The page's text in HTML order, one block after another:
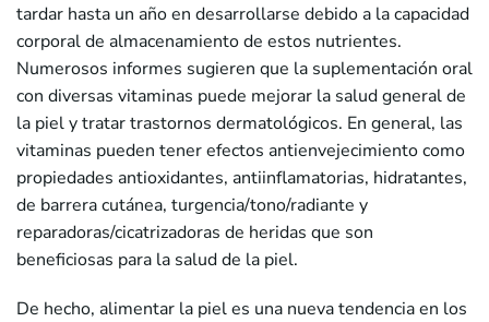
tardar hasta un año en desarrollarse debido a la capacidad
corporal de almacenamiento de estos nutrientes.
Numerosos informes sugieren que la suplementación oral
con diversas vitaminas puede mejorar la salud general de
la piel y tratar trastornos dermatológicos. En general, las
vitaminas pueden tener efectos antienvejecimiento como
propiedades antioxidantes, antiinflamatorias, hidratantes,
de barrera cutánea, turgencia/tono/radiante y
reparadoras/cicatrizadoras de heridas que son
beneficiosas para la salud de la piel.
De hecho, alimentar la piel es una nueva tendencia en los